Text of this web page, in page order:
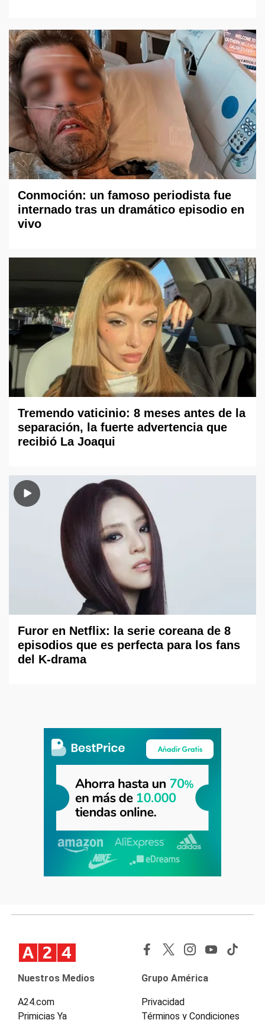
Conmoción: un famoso periodista fue
internado tras un dramático episodio en
vivo
Tremendo vaticinio: 8 meses antes de la
separación, la fuerte advertencia que
recibió La Joaqui
Furor en Netflix: la serie coreana de 8
episodios que es perfecta para los fans
del K-drama
Nuestros Medios
A24.com
Primicias Ya
Grupo América
Privacidad
Términos y Condiciones